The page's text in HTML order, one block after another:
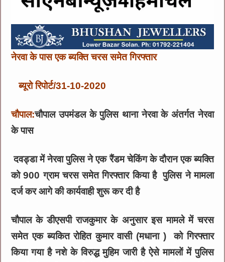
नेरवा के पास एक ब्यक्ति चरस समेत गिरफ्तार
ब्यूरो रिपोर्ट/31-10-2020
चौपाल:चौपाल उपमंडल के पुलिस थाना नेरवा के अंतर्गत नेरवा
के पास
दवड्डा में नेरवा पुलिस ने एक रैंडम चेकिंग के दौरान एक ब्यक्ति
को 900 ग्राम चरस समेत गिरफ्तार किया है पुलिस ने मामला
दर्ज कर आगे की कार्यवाही शुरू कर दी है
चौपाल के डीएसपी राजकुमार के अनुसार इस मामले में चरस
समेत एक ब्यकित रोहित कुमार वासी (मधाना ) को गिरफ्तार
किया गया है नशे के विरुद्ध मुहिम जारी है ऐसे मामलों में पुलिस